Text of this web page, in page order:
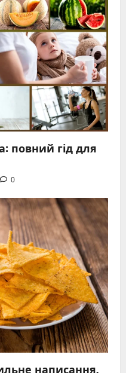
повний гід для
0
написання,